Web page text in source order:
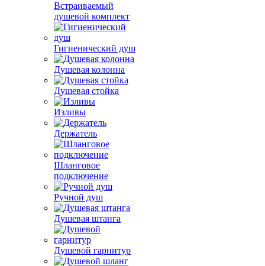
Встраиваемый
душевой комплект
Гигиенический душ
Душевая колонна
Душевая стойка
Изливы
Держатель
Шланговое
подключение
Ручной душ
Душевая штанга
Душевой гарнитур